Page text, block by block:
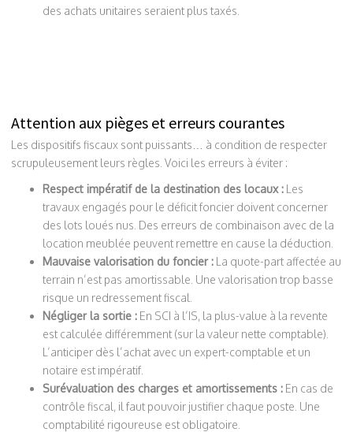
des achats unitaires seraient plus taxés.
Attention aux pièges et erreurs courantes
Les dispositifs fiscaux sont puissants… à condition de respecter
scrupuleusement leurs règles. Voici les erreurs à éviter :
Respect impératif de la destination des locaux : Les
travaux engagés pour le déficit foncier doivent concerner
des lots loués nus. Des erreurs de combinaison avec de la
location meublée peuvent remettre en cause la déduction.
Mauvaise valorisation du foncier : La quote-part affectée au
terrain n’est pas amortissable. Une valorisation trop basse
risque un redressement fiscal.
Négliger la sortie : En SCI à l’IS, la plus-value à la revente
est calculée différemment (sur la valeur nette comptable).
L’anticiper dès l’achat avec un expert-comptable et un
notaire est impératif.
Surévaluation des charges et amortissements : En cas de
contrôle fiscal, il faut pouvoir justifier chaque poste. Une
comptabilité rigoureuse est obligatoire.